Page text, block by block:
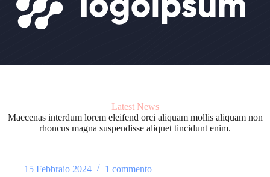
Latest News
Maecenas interdum lorem eleifend orci aliquam mollis aliquam non
rhoncus magna suspendisse aliquet tincidunt enim.
15 Febbraio 2024 1 commento